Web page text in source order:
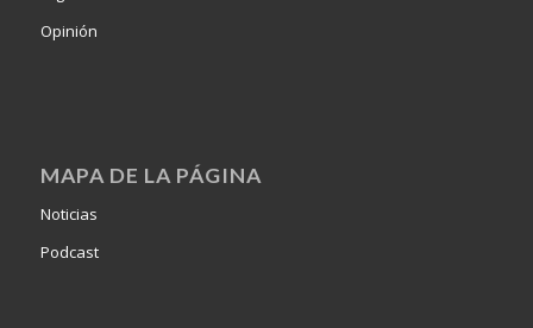
Opinión
MAPA DE LA PÁGINA
Noticias
Podcast